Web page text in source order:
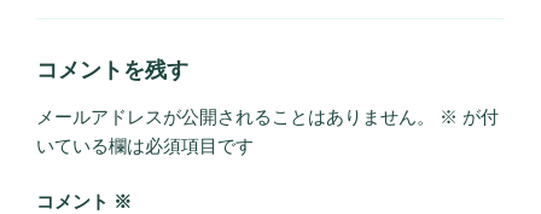
コメントを残す
メールアドレスが公開されることはありません。 ※ が付
いている欄は必須項目です
コメント ※